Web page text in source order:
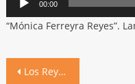
de
audio
00:00
“Mónica Ferreyra Reyes”.
Navegación
Los Reyes Magos llegan este jueves a Villa Ascasubi